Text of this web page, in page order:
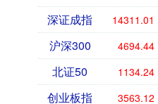
深证成指 14311.01
沪深300 4694.44
北证50 1134.24
创业板指 3563.12